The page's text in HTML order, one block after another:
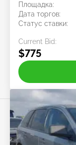
Площадка:
Дата торгов:
Статус ставки:
Current Bid:
$775